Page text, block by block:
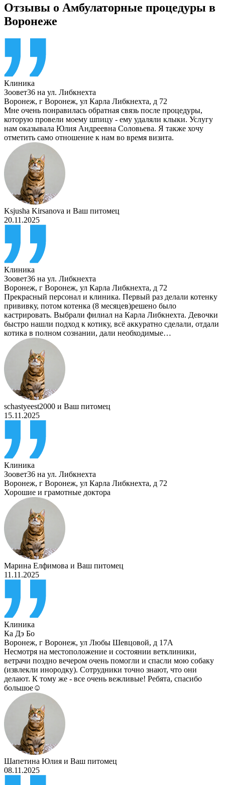
Отзывы о Амбулаторные процедуры в
Воронеже
Клиника
Зоовет36 на ул. Либкнехта
Воронеж, г Воронеж, ул Карла Либкнехта, д 72
Мне очень понравилась обратная связь после процедуры,
которую провели моему шпицу - ему удаляли клыки. Услугу
нам оказывала Юлия Андреевна Соловьева. Я также хочу
отметить само отношение к нам во время визита.
Ksjusha Kirsanova и Ваш питомец
20.11.2025
Клиника
Зоовет36 на ул. Либкнехта
Воронеж, г Воронеж, ул Карла Либкнехта, д 72
Прекрасный персонал и клиника. Первый раз делали котенку
прививку, потом котенка (8 месяцев)решено было
кастрировать. Выбрали филиал на Карла Либкнехта. Девочки
быстро нашли подход к котику, всё аккуратно сделали, отдали
котика в полном сознании, дали необходимые…
schastyeest2000 и Ваш питомец
15.11.2025
Клиника
Зоовет36 на ул. Либкнехта
Воронеж, г Воронеж, ул Карла Либкнехта, д 72
Хорошие и грамотные доктора
Марина Елфимова и Ваш питомец
11.11.2025
Клиника
Ка Дэ Бо
Воронеж, г Воронеж, ул Любы Шевцовой, д 17А
Несмотря на местоположение и состоянии ветклиники,
ветрачи поздно вечером очень помогли и спасли мою собаку
(извлекли инородку). Сотрудники точно знают, что они
делают. К тому же - все очень вежливые! Ребята, спасибо
большое☺️
Шапетина Юлия и Ваш питомец
08.11.2025